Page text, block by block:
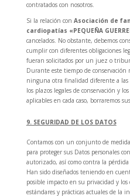
contratados con nosotros.
Si la relación con Asociación de
cardiopatías «PEQUEÑA
cancelados. No obstante, debemos
cumplir con diferentes obligaciones
fueran solicitados por un juez o
Durante este tiempo de conservación
ninguna otra finalidad diferente a
los plazos legales de conservación y
aplicables en cada caso, borraremos
9. SEGURIDAD DE LOS DATOS
Contamos con un conjunto de
para proteger sus Datos personales
autorizado, así como contra la
Han sido diseñados teniendo en
posible impacto en su privacidad y los
estándares y prácticas actuales de la